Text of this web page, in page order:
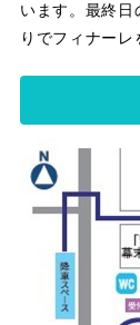
います。最終
りでフィナーレ